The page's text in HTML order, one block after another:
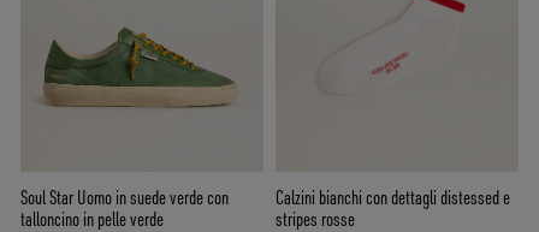
Soul Star Uomo in suede verde con
talloncino in pelle verde
Calzini bianchi con dettagli distessed e
stripes rosse